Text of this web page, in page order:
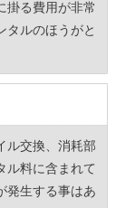
掛る費用が非常
タルのほうがと
ル交換、消耗部
ル料に含まれて
発生する事はあ